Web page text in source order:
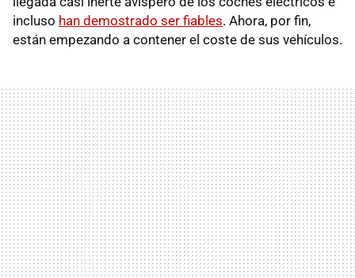
incluso han demostrado ser fiables. Ahora, por fin,
están empezando a contener el coste de sus vehículos.